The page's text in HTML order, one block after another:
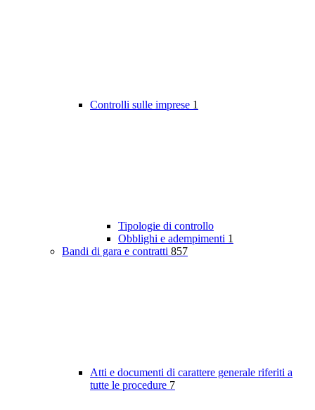
Controlli sulle imprese 1
Tipologie di controllo
Obblighi e adempimenti 1
Bandi di gara e contratti 857
Atti e documenti di carattere generale riferiti a
tutte le procedure 7